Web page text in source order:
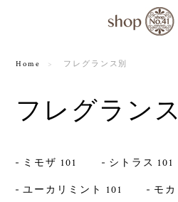
Home フレグランス別
フレグラン
ミモザ 101 シトラス 101
ユーカリミント 101 モカ